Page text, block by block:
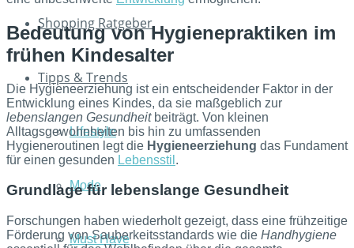
Shopping Ratgeber
Tipps & Trends
Lifestyle
Mode
Must Have
Bedeutung von Hygienepraktiken im
frühen Kindesalter
Die Hygieneerziehung ist ein entscheidender Faktor in der
Entwicklung eines Kindes, da sie maßgeblich zur
lebenslangen Gesundheitbeiträgt. Von kleinen
Alltagsgewohnheiten bis hin zu umfassenden
Hygieneroutinen legt die Hygieneerziehung das Fundament
für einen gesunden Lebensstil .
Grundlage für lebenslange Gesundheit
Forschungen haben wiederholt gezeigt, dass eine frühzeitige
Förderung von Sauberkeitsstandards wie die Handhygiene